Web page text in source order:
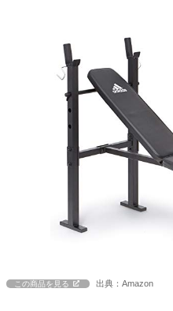
この商品を見る 出典：Amazon